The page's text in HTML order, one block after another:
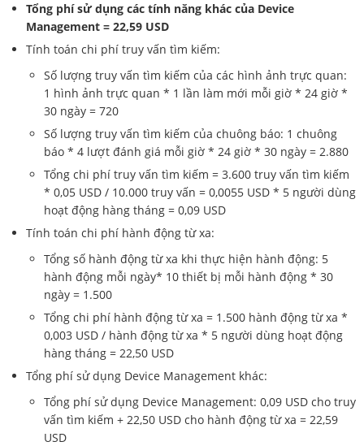
Tổng phí sử dụng các tính năng khác của Device
Management = 22,59 USD
Tính toán chi phí truy vấn tìm kiếm:
Số lượng truy vấn tìm kiếm của các hình ảnh trực quan:
1 hình ảnh trực quan * 1 lần làm mới mỗi giờ * 24 giờ *
30 ngày = 720
Số lượng truy vấn tìm kiếm của chuông báo: 1 chuông
báo * 4 lượt đánh giá mỗi giờ * 24 giờ * 30 ngày = 2.880
Tổng chi phí truy vấn tìm kiếm = 3.600 truy vấn tìm kiếm
* 0,05 USD / 10.000 truy vấn = 0,0055 USD * 5 người dùng
hoạt động hàng tháng = 0,09 USD
Tính toán chi phí hành động từ xa:
Tổng số hành động từ xa khi thực hiện hành động: 5
hành động mỗi ngày* 10 thiết bị mỗi hành động * 30
ngày = 1.500
Tổng chi phí hành động từ xa = 1.500 hành động từ xa *
0,003 USD / hành động từ xa * 5 người dùng hoạt động
hàng tháng = 22,50 USD
Tổng phí sử dụng Device Management khác:
Tổng phí sử dụng Device Management: 0,09 USD cho truy
vấn tìm kiếm + 22,50 USD cho hành động từ xa = 22,59
USD